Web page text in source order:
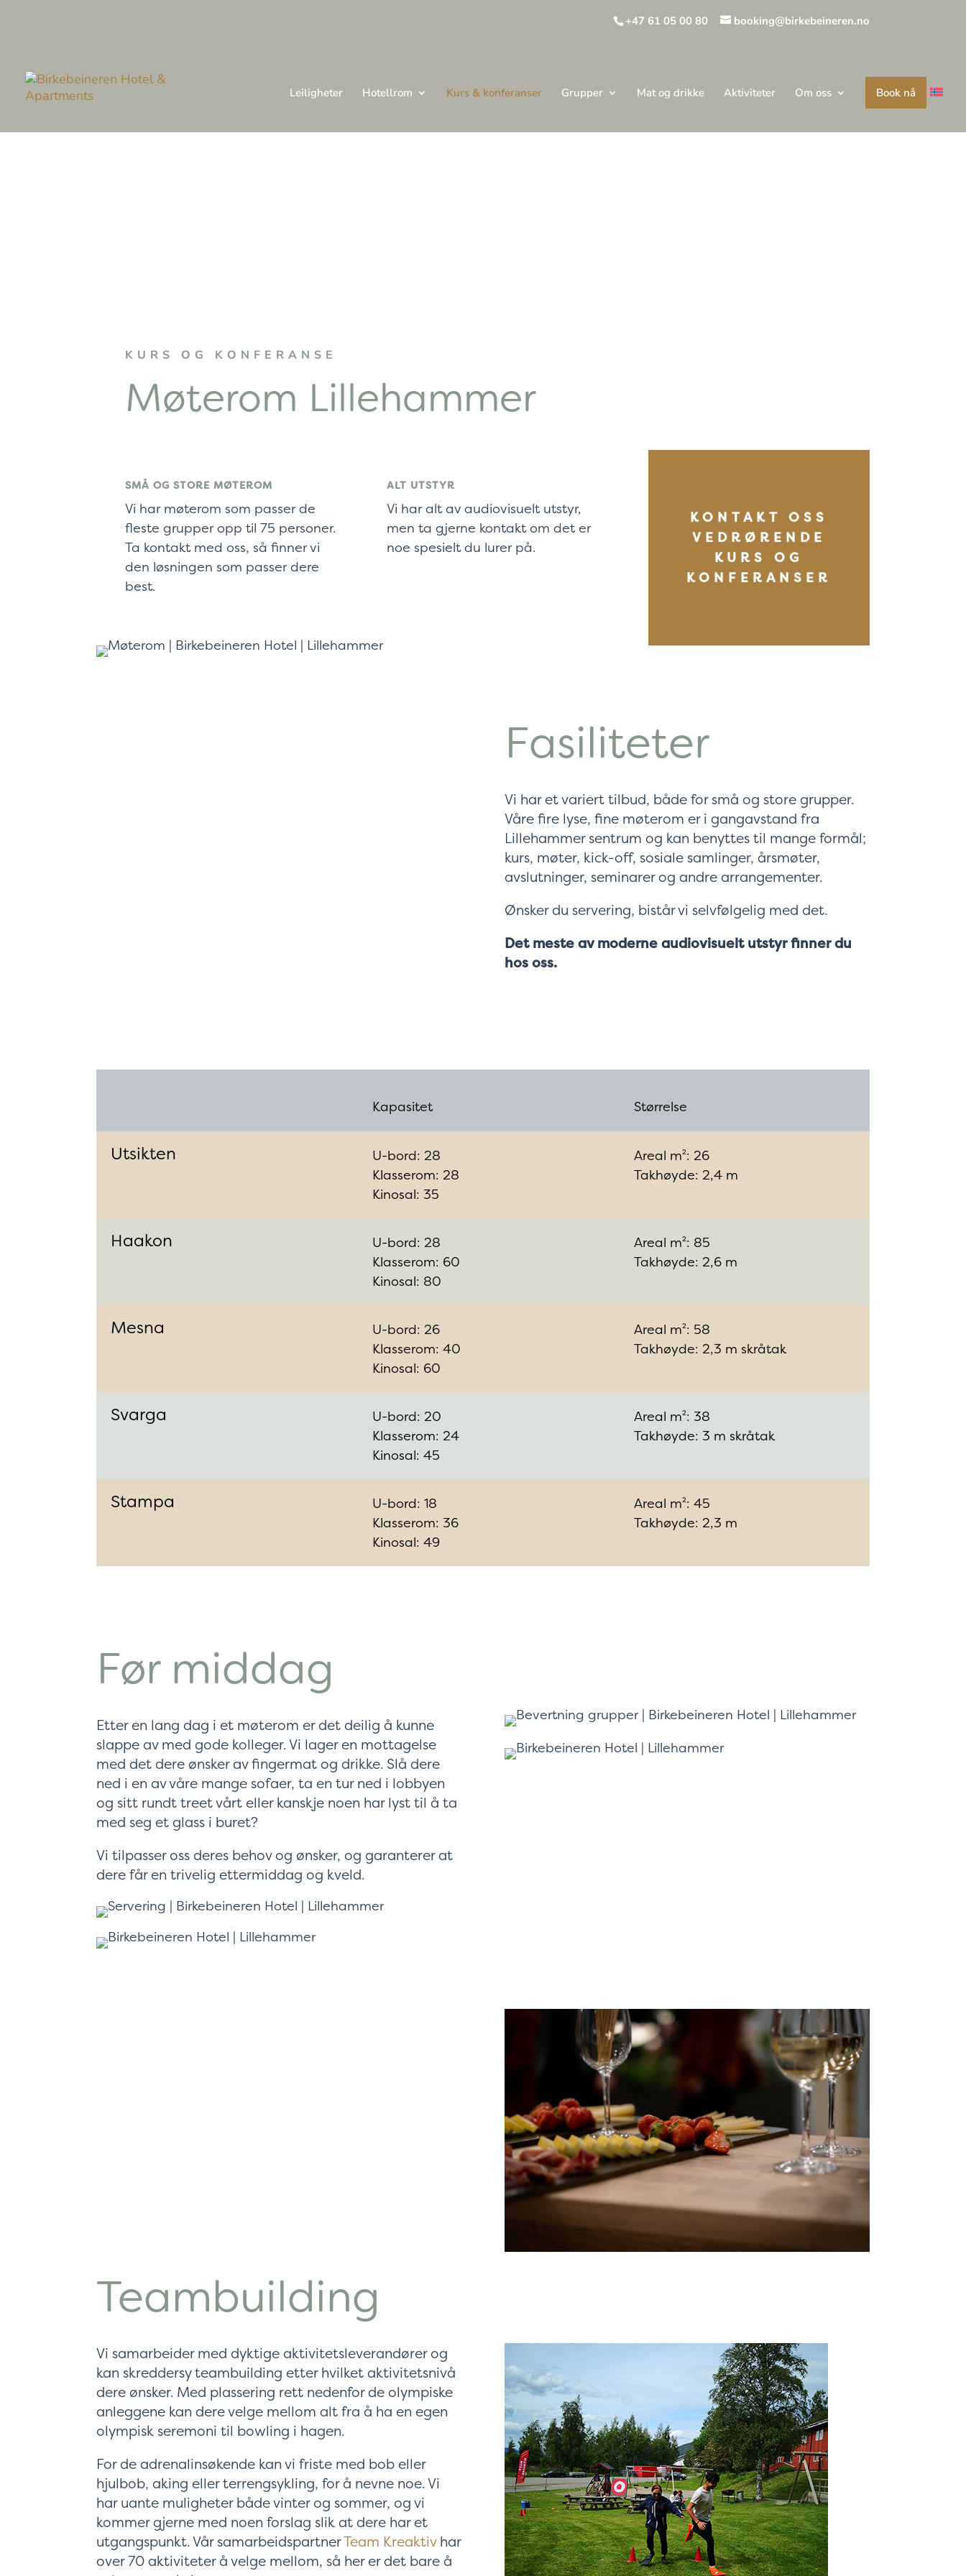
+47 61 05 00 80 booking@birkebeineren.no
Leiligheter Hotellrom Kurs & konferanser Grupper Mat og drikke Aktiviteter Om oss Book nå
KURS OG KONFERANSE
Møterom Lillehammer
SMÅ OG STORE MØTEROM
Vi har møterom som passer de
fleste grupper opp til 75 personer.
Ta kontakt med oss, så finner vi
den løsningen som passer dere
best.
ALT UTSTYR
Vi har alt av audiovisuelt utstyr,
men ta gjerne kontakt om det er
noe spesielt du lurer på.
KONTAKT OSS
VEDRØRENDE
KURS OG
KONFERANSER
Fasiliteter
Vi har et variert tilbud, både for små og store grupper.
Våre fire lyse, fine møterom er i gangavstand fra
Lillehammer sentrum og kan benyttes til mange formål;
kurs, møter, kick-off, sosiale samlinger, årsmøter,
avslutninger, seminarer og andre arrangementer.
Ønsker du servering, bistår vi selvfølgelig med det.
Det meste av moderne audiovisuelt utstyr finner du
hos oss.
Kapasitet Størrelse
Utsikten
U-bord: 28
Klasserom: 28
Kinosal: 35
Areal m²: 26
Takhøyde: 2,4 m
Haakon
U-bord: 28
Klasserom: 60
Kinosal: 80
Areal m²: 85
Takhøyde: 2,6 m
Mesna
U-bord: 26
Klasserom: 40
Kinosal: 60
Areal m²: 58
Takhøyde: 2,3 m skråtak
Svarga
U-bord: 20
Klasserom: 24
Kinosal: 45
Areal m²: 38
Takhøyde: 3 m skråtak
Stampa
U-bord: 18
Klasserom: 36
Kinosal: 49
Areal m²: 45
Takhøyde: 2,3 m
Før middag
Etter en lang dag i et møterom er det deilig å kunne
slappe av med gode kolleger. Vi lager en mottagelse
med det dere ønsker av fingermat og drikke. Slå dere
ned i en av våre mange sofaer, ta en tur ned i lobbyen
og sitt rundt treet vårt eller kanskje noen har lyst til å ta
med seg et glass i buret?
Vi tilpasser oss deres behov og ønsker, og garanterer at
dere får en trivelig ettermiddag og kveld.
Teambuilding
Vi samarbeider med dyktige aktivitetsleverandører og
kan skreddersy teambuilding etter hvilket aktivitetsnivå
dere ønsker. Med plassering rett nedenfor de olympiske
anleggene kan dere velge mellom alt fra å ha en egen
olympisk seremoni til bowling i hagen.
For de adrenalinsøkende kan vi friste med bob eller
hjulbob, aking eller terrengsykling, for å nevne noe. Vi
har uante muligheter både vinter og sommer, og vi
kommer gjerne med noen forslag slik at dere har et
utgangspunkt. Vår samarbeidspartnerTeam Kreaktivhar
over 70 aktiviteter å velge mellom, så her er det bare å